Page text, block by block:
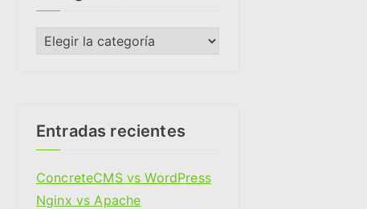
v
C
g
o
r
i
Entradas recientes
ConcreteCMS vs WordPress
Nginx vs Apache